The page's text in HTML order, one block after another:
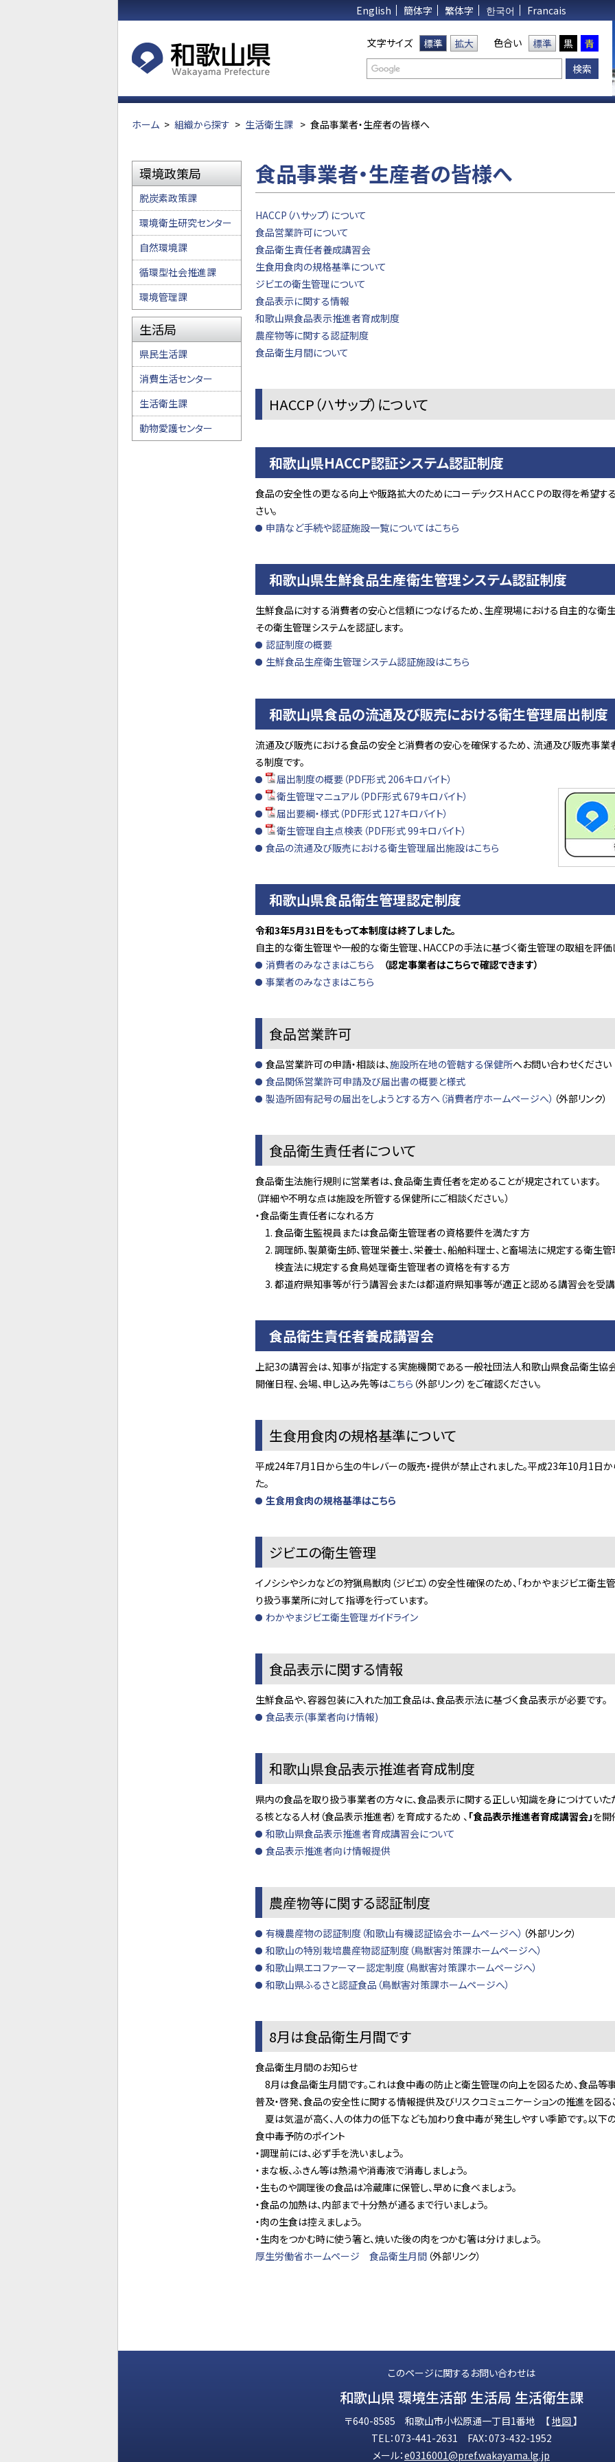
English 簡体字 繁体字 한국어 Francais
文字サイズ 標準 拡大 色合い 標準 黒 青
ホーム > 組織から探す > 生活衛生課 > 食品事業者・生産者の皆様へ
食品事業者・生産者の皆様へ
HACCP（ハサップ）について
食品営業許可について
食品衛生責任者養成講習会
生食用食肉の規格基準について
ジビエの衛生管理について
食品表示に関する情報
和歌山県食品表示推進者育成制度
農産物等に関する認証制度
食品衛生月間について
HACCP（ハサップ）について
和歌山県HACCP認証システム認証制度
食品の安全性の更なる向上や販路拡大のためにコーデックスＨＡＣＣＰの取得を希望す
さい。
申請など手続や認証施設一覧についてはこちら
和歌山県生鮮食品生産衛生管理システム認証制度
生鮮食品に対する消費者の安心と信頼につなげるため、生産現場における自主的な衛
その衛生管理システムを認証します。
認証制度の概要
生鮮食品生産衛生管理システム認証施設はこちら
和歌山県食品の流通及び販売における衛生管理届出制度
流通及び販売における食品の安全と消費者の安心を確保するため、 流通及び販売事
る制度です。
届出制度の概要（PDF形式 206キロバイト）
衛生管理マニュアル（PDF形式 679キロバイト）
届出要綱・様式（PDF形式 127キロバイト）
衛生管理自主点検表（PDF形式 99キロバイト）
食品の流通及び販売における衛生管理届出施設はこちら
和歌山県食品衛生管理認定制度
令和3年5月31日をもって本制度は終了しました。
自主的な衛生管理や一般的な衛生管理、HACCPの手法に基づく衛生管理の取組を評価
消費者のみなさまはこちら
（認定事業者はこちらで確認できます）
事業者のみなさまはこちら
食品営業許可
食品営業許可の申請・相談は、施設所在地の管轄する保健所へお問い合わせください
食品関係営業許可申請及び届出書の概要と様式
製造所固有記号の届出をしようとする方へ（消費者庁ホームページへ） （外部リンク）
食品衛生責任者について
食品衛生法施行規則に営業者は、食品衛生責任者を定めることが規定されています。
（詳細や不明な点は施設を所管する保健所にご相談ください。）
・食品衛生責任者になれる方
食品衛生監視員または食品衛生管理者の資格要件を満たす方
調理師、製菓衛生師、管理栄養士、栄養士、船舶料理士、と畜場法に規定する衛
検査法に規定する食鳥処理衛生管理者の資格を有する方
都道府県知事等が行う講習会または都道府県知事等が適正と認める講習会を受
食品衛生責任者養成講習会
上記3の講習会は、知事が指定する実施機関である一般社団法人和歌山県食品衛生協
開催日程、会場、申し込み先等はこちら （外部リンク）をご確認ください。
生食用食肉の規格基準について
平成24年7月1日から生の牛レバーの販売・提供が禁止されました。平成23年10月1日
た。
生食用食肉の規格基準はこちら
ジビエの衛生管理
イノシシやシカなどの狩猟鳥獣肉（ジビエ）の安全性確保のため、「わかやまジビエ衛生
り扱う事業所に対して指導を行っています。
わかやまジビエ衛生管理ガイドライン
食品表示に関する情報
生鮮食品や、容器包装に入れた加工食品は、食品表示法に基づく食品表示が必要です。
食品表示(事業者向け情報)
和歌山県食品表示推進者育成制度
県内の食品を取り扱う事業者の方々に、食品表示に関する正しい知識を身につけてい
る核となる人材（食品表示推進者）を育成するため 、 「食品表示推進者育成講習会」を開
和歌山県食品表示推進者育成講習会について
食品表示推進者向け情報提供
農産物等に関する認証制度
有機農産物の認証制度（和歌山有機認証協会ホームページへ） （外部リンク）
和歌山の特別栽培農産物認証制度（鳥獣害対策課ホームページへ）
和歌山県エコファーマー認定制度（鳥獣害対策課ホームページへ）
和歌山県ふるさと認証食品（鳥獣害対策課ホームページへ）
8月は食品衛生月間です
食品衛生月間のお知らせ
8月は食品衛生月間です。これは食中毒の防止と衛生管理の向上を図るため、食品等
普及・啓発、食品の安全性に関する情報提供及びリスクコミュニケーションの推進を図る
夏は気温が高く、人の体力の低下なども加わり食中毒が発生しやすい季節です。以下の
食中毒予防のポイント
・調理前には、必ず手を洗いましょう。
・まな板、ふきん等は熱湯や消毒液で消毒しましょう。
・生ものや調理後の食品は冷蔵庫に保管し、早めに食べましょう。
・食品の加熱は、内部まで十分熱が通るまで行いましょう。
・肉の生食は控えましょう。
・生肉をつかむ時に使う箸と、焼いた後の肉をつかむ箸は分けましょう。
厚生労働省ホームページ 食品衛生月間 （外部リンク）
環境政策局
脱炭素政策課
環境衛生研究センター
自然環境課
循環型社会推進課
環境管理課
生活局
県民生活課
消費生活センター
生活衛生課
動物愛護センター
このページに関するお問い合わせは
和歌山県 環境生活部 生活局 生活衛生課
〒640-8585 和歌山市小松原通一丁目1番地 【地図】
TEL：073-441-2631 FAX：073-432-1952
メール：e0316001@pref.wakayama.lg.jp